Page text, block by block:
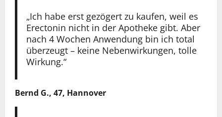
„Ich habe erst gezögert zu kaufen, weil es
Erectonin nicht in der Apotheke gibt. Aber
nach 4 Wochen Anwendung bin ich total
überzeugt – keine Nebenwirkungen, tolle
Wirkung.“
Bernd G., 47, Hannover